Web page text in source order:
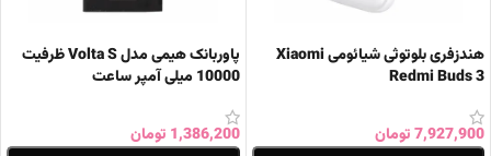
هندزفری بلوتوثی شیائومی Xiaomi
Redmi Buds 3
7,927,900تومان
پاوربانک هیمی مدل Volta S ظرفیت
10000 میلی آمپر ساعت
1,386,200 تومان